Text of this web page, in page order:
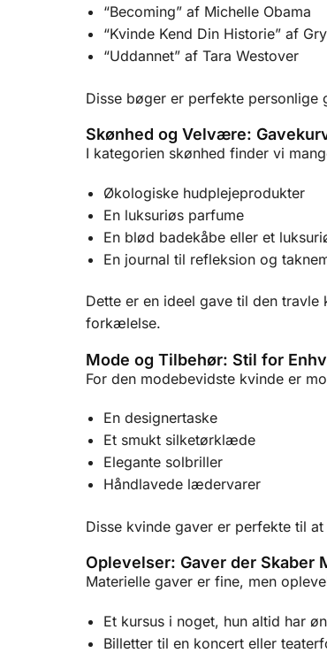
“Becoming” af Michelle Obama
“Kvinde Kend Din Historie” af
“Uddannet” af Tara Westover
Disse bøger er perfekte
Skønhed og Velvære:
I kategorien skønhed finder vi
Økologiske hudplejeprodukter
En luksuriøs parfume
En blød badekåbe eller et
En journal til refleksion og
Dette er en ideel gave til den
forkælelse.
Mode og Tilbehør: Stil for
For den modebevidste kvinde er
En designertaske
Et smukt silketørklæde
Elegante solbriller
Håndlavede lædervarer
Disse kvinde gaver er perfekte til
Oplevelser: Gaver der Skaber
Materielle gaver er fine, men
Et kursus i noget, hun altid har
Billetter til en koncert eller